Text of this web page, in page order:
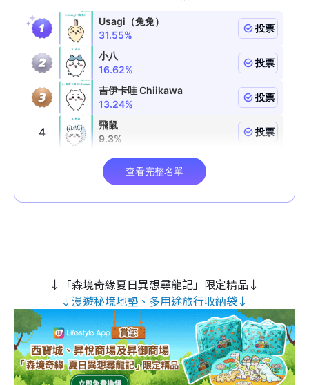
↓「森境奇緣夏日異想尋龍記」限定精品↓
↓漫遊秘境地墊、多用途旅行收納袋↓